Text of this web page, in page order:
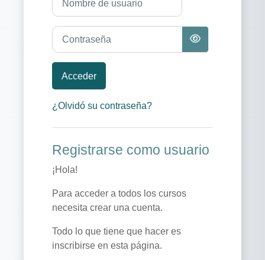
Contraseña
Acceder
¿Olvidó su contraseña?
Registrarse como usuario
¡Hola!
Para acceder a todos los cursos
necesita crear una cuenta.
Todo lo que tiene que hacer es
inscribirse en esta página.